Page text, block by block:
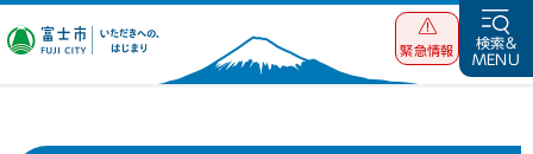
富士市 いただ
緊急情報
検索&
MENU